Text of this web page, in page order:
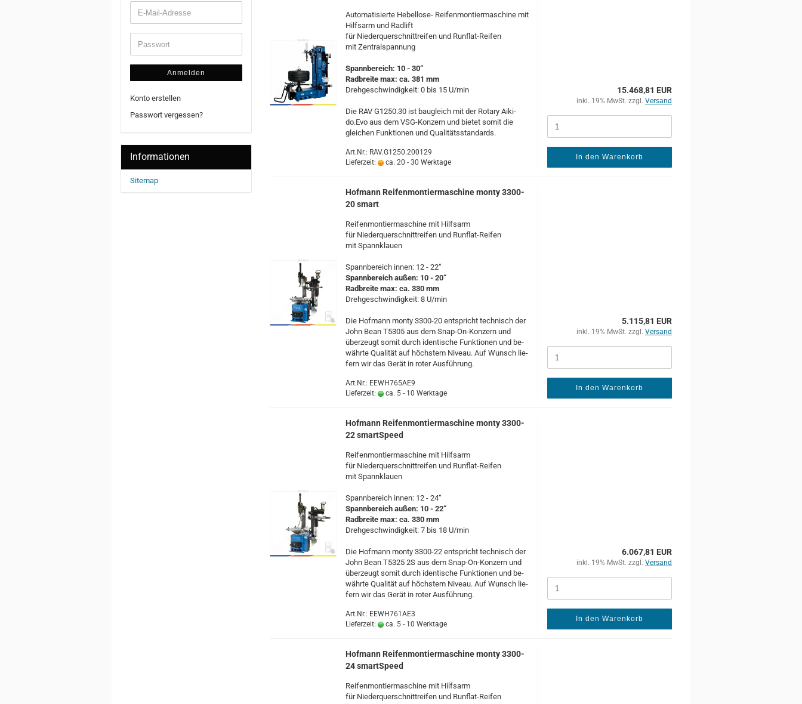
Au­to­ma­ti­sier­te Hebellose-​ Rei­fen­mon­tier­ma­schi­ne mit
Hilfs­arm und Rad­lift
für Nie­der­quer­schnitt­rei­fen und Runflat-​Reifen
mit Zen­tral­span­nung
Spann­be­reich: 10 - 30“
Rad­brei­te max: ca. 381 mm
Dreh­ge­schwin­dig­keit: 0 bis 15 U/min
Die RAV G1250.30 ist bau­gleich mit der Ro­ta­ry Ai­ki­
do.Evo aus dem VSG-​Konzern und bie­tet somit die
glei­chen Funk­tio­nen und Qua­li­täts­stan­dards.
Art.Nr.: RAV.G1250.200129
Lieferzeit:
ca. 20 - 30 Werktage
15.468,81 EUR
inkl. 19% MwSt. zzgl. Versand
In den Warenkorb
Hof­mann Rei­fen­mon­tier­ma­schi­ne monty 3300-​
20 smart
Rei­fen­mon­tier­ma­schi­ne mit Hilfs­arm
für Nie­der­quer­schnitt­rei­fen und Runflat-​Reifen
mit Spann­klau­en
Spann­be­reich innen: 12 - 22“
Spann­be­reich außen: 10 - 20“
Rad­brei­te max: ca. 330 mm
Dreh­ge­schwin­dig­keit: 8 U/min
Die Hof­mann monty 3300-​20 ent­spricht tech­nisch der
John Bean T5305 aus dem Snap-​On-Konzern und
über­zeugt somit durch iden­ti­sche Funk­tio­nen und be­
währ­te Qua­li­tät auf höchs­tem Ni­veau. Auf Wunsch lie­
fern wir das Gerät in roter Aus­füh­rung.
Art.Nr.: EEWH765AE9
Lieferzeit:
ca. 5 - 10 Werktage
5.115,81 EUR
inkl. 19% MwSt. zzgl. Versand
In den Warenkorb
Hof­mann Rei­fen­mon­tier­ma­schi­ne monty 3300-​
22 smartSpeed
Rei­fen­mon­tier­ma­schi­ne mit Hilfs­arm
für Nie­der­quer­schnitt­rei­fen und Runflat-​Reifen
mit Spann­klau­en
Spann­be­reich innen: 12 - 24“
Spann­be­reich außen: 10 - 22“
Rad­brei­te max: ca. 330 mm
Dreh­ge­schwin­dig­keit: 7 bis 18 U/min
Die Hof­mann monty 3300-​22 ent­spricht tech­nisch der
John Bean T5325 2S aus dem Snap-​On-Konzern und
über­zeugt somit durch iden­ti­sche Funk­tio­nen und be­
währ­te Qua­li­tät auf höchs­tem Ni­veau. Auf Wunsch lie­
fern wir das Gerät in roter Aus­füh­rung.
Art.Nr.: EEWH761AE3
Lieferzeit:
ca. 5 - 10 Werktage
6.067,81 EUR
inkl. 19% MwSt. zzgl. Versand
In den Warenkorb
Hof­mann Rei­fen­mon­tier­ma­schi­ne monty 3300-​
24 smartSpeed
Rei­fen­mon­tier­ma­schi­ne mit Hilfs­arm
für Nie­der­quer­schnitt­rei­fen und Runflat-​Reifen
Anmelden
Konto erstellen
Passwort vergessen?
Informationen
Sitemap